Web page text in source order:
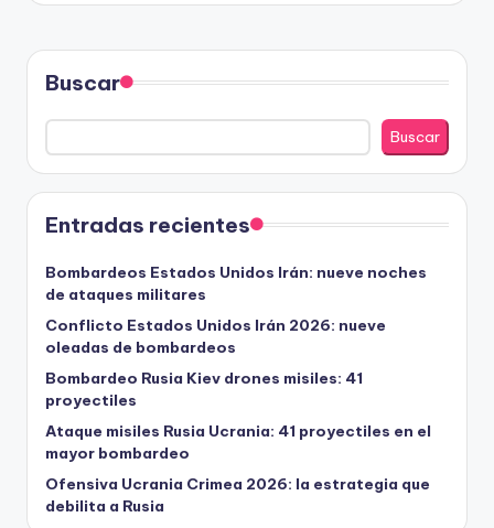
Buscar
Buscar
Entradas recientes
Bombardeos Estados Unidos Irán: nueve noches
de ataques militares
Conflicto Estados Unidos Irán 2026: nueve
oleadas de bombardeos
Bombardeo Rusia Kiev drones misiles: 41
proyectiles
Ataque misiles Rusia Ucrania: 41 proyectiles en el
mayor bombardeo
Ofensiva Ucrania Crimea 2026: la estrategia que
debilita a Rusia